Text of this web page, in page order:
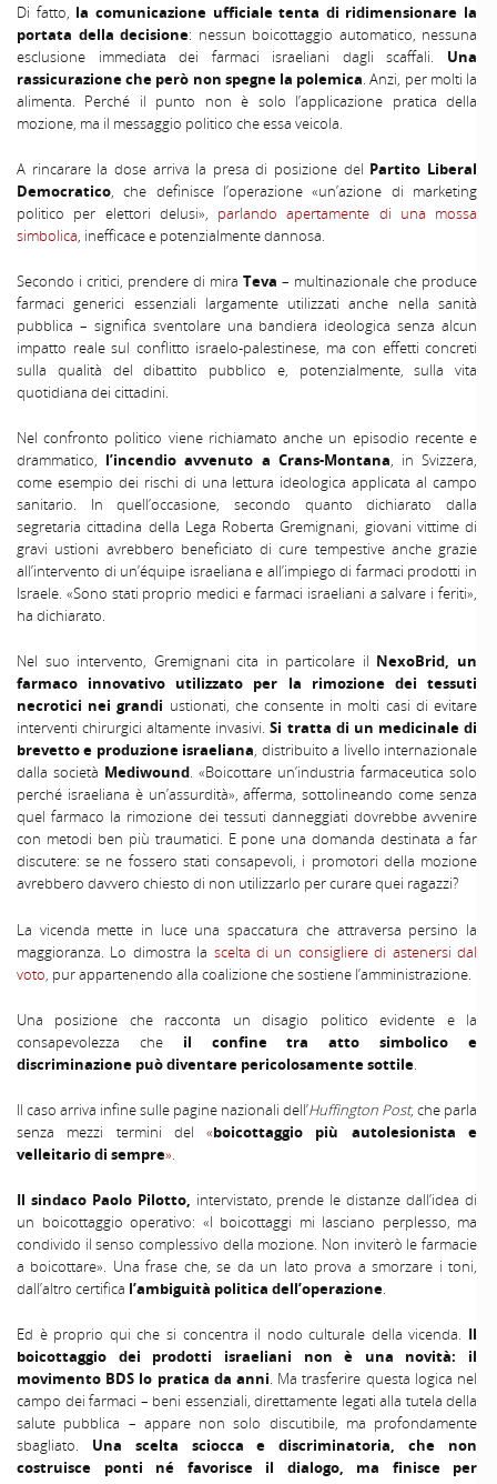
Di fatto, la comunicazione ufficiale tenta di ridimensionare la
portata della decisione: nessun boicottaggio automatico, nessuna
esclusione immediata dei farmaci israeliani dagli scaffali. Una
rassicurazione che però non spegne la polemica. Anzi, per molti la
alimenta. Perché il punto non è solo l’applicazione pratica della
mozione, ma il messaggio politico che essa veicola.
A rincarare la dose arriva la presa di posizione del Partito Liberal
Democratico, che definisce l’operazione «un’azione di marketing
politico per elettori delusi», parlando apertamente di una mossa
simbolica, inefficace e potenzialmente dannosa.
Secondo i critici, prendere di mira Teva – multinazionale che produce
farmaci generici essenziali largamente utilizzati anche nella sanità
pubblica – significa sventolare una bandiera ideologica senza alcun
impatto reale sul conflitto israelo-palestinese, ma con effetti concreti
sulla qualità del dibattito pubblico e, potenzialmente, sulla vita
quotidiana dei cittadini.
Nel confronto politico viene richiamato anche un episodio recente e
drammatico, l’incendio avvenuto a Crans-Montana, in Svizzera,
come esempio dei rischi di una lettura ideologica applicata al campo
sanitario. In quell’occasione, secondo quanto dichiarato dalla
segretaria cittadina della Lega Roberta Gremignani, giovani vittime di
gravi ustioni avrebbero beneficiato di cure tempestive anche grazie
all’intervento di un’équipe israeliana e all’impiego di farmaci prodotti in
Israele. «Sono stati proprio medici e farmaci israeliani a salvare i feriti»,
ha dichiarato.
Nel suo intervento, Gremignani cita in particolare il NexoBrid, un
farmaco innovativo utilizzato per la rimozione dei tessuti
necrotici nei grandi ustionati, che consente in molti casi di evitare
interventi chirurgici altamente invasivi.Si tratta di un medicinale di
brevetto e produzione israeliana, distribuito a livello internazionale
dalla società Mediwound. «Boicottare un’industria farmaceutica solo
perché israeliana è un’assurdità», afferma, sottolineando come senza
quel farmaco la rimozione dei tessuti danneggiati dovrebbe avvenire
con metodi ben più traumatici. E pone una domanda destinata a far
discutere: se ne fossero stati consapevoli, i promotori della mozione
avrebbero davvero chiesto di non utilizzarlo per curare quei ragazzi?
La vicenda mette in luce una spaccatura che attraversa persino la
maggioranza. Lo dimostra la scelta di un consigliere di astenersi dal
voto, pur appartenendo alla coalizione che sostiene l’amministrazione.
Una posizione che racconta un disagio politico evidente e la
consapevolezza che il confine tra atto simbolico e
discriminazione può diventare pericolosamente sottile.
Il caso arriva infine sulle pagine nazionali dell’Huffington Post, che parla
senza mezzi termini del«boicottaggio più autolesionista e
velleitario di sempre».
Il sindaco Paolo Pilotto, intervistato, prende le distanze dall’idea di
un boicottaggio operativo: «I boicottaggi mi lasciano perplesso, ma
condivido il senso complessivo della mozione. Non inviterò le farmacie
a boicottare». Una frase che, se da un lato prova a smorzare i toni,
dall’altro certifica l’ambiguità politica dell’operazione.
Ed è proprio qui che si concentra il nodo culturale della vicenda. Il
boicottaggio dei prodotti israeliani non è una novità: il
movimento BDS lo pratica da anni. Ma trasferire questa logica nel
campo dei farmaci – beni essenziali, direttamente legati alla tutela della
salute pubblica – appare non solo discutibile, ma profondamente
sbagliato. Una scelta sciocca e discriminatoria, che non
costruisce ponti né favorisce il dialogo, ma finisce per